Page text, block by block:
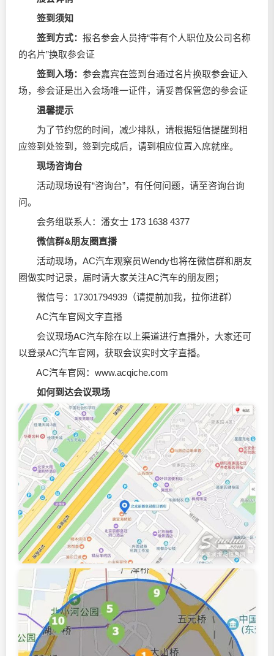
签到须知
签到方式： 报名参会人员持“带有个人职位及公司名称
的名片”换取参会证
签到入场： 参会嘉宾在签到台通过名片换取参会证入
场，参会证是出入会场唯一证件，请妥善保管您的参会证
温馨提示
为了节约您的时间，减少排队，请根据短信提醒到相
应签到处签到，签到完成后，请到相应位置入席就座。
现场咨询台
活动现场设有“咨询台”，有任何问题，请至咨询台询
问。
会务组联系人：潘女士 173 1638 4377
微信群&朋友圈直播
活动现场，AC汽车观察员Wendy也将在微信群和朋友
圈做实时记录，届时请大家关注AC汽车的朋友圈；
微信号：17301794939（请提前加我，拉你进群）
AC汽车官网文字直播
会议现场AC汽车除在以上渠道进行直播外，大家还可
以登录AC汽车官网，获取会议实时文字直播。
AC汽车官网：www.acqiche.com
如何到达会议现场